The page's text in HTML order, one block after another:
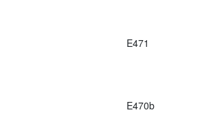
E471
E470b